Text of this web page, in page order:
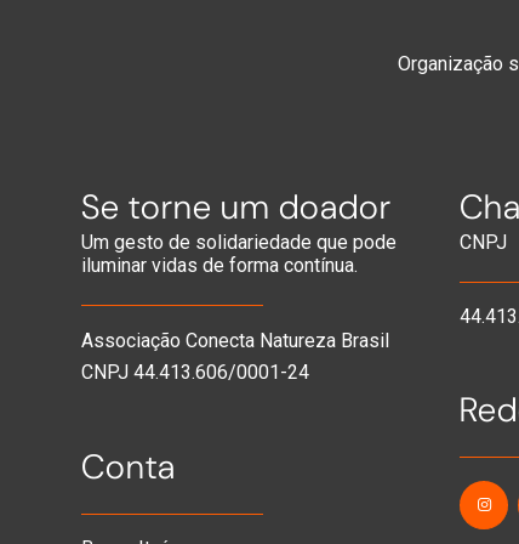
Organização
Se torne um doador
Um gesto de solidariedade que pode
iluminar vidas de forma contínua.
Associação Conecta Natureza Brasil
CNPJ 44.413.606/0001-24
Conta
CNPJ